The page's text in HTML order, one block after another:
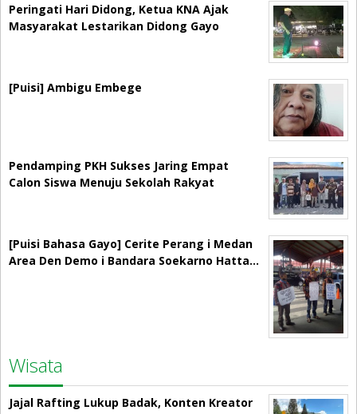
Peringati Hari Didong, Ketua KNA Ajak
Masyarakat Lestarikan Didong Gayo
[Puisi] Ambigu Embege
Pendamping PKH Sukses Jaring Empat
Calon Siswa Menuju Sekolah Rakyat
[Puisi Bahasa Gayo] Cerite Perang i Medan
Area Den Demo i Bandara Soekarno Hatta…
Wisata
Jajal Rafting Lukup Badak, Konten Kreator